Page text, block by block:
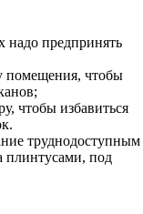
надо предпринять
помещения, чтобы
чтобы избавиться
труднодоступным
плинтусами, под